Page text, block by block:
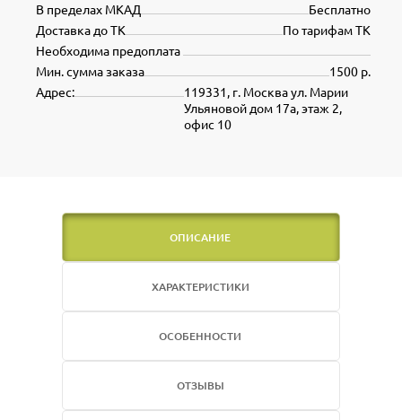
Бесплатно
В пределах МКАД
По тарифам ТК
Доставка до ТК
Необходима предоплата
1500 р.
Мин. сумма заказа
119331, г. Москва ул. Марии
Ульяновой дом 17а, этаж 2,
офис 10
Адрес:
ОПИСАНИЕ
ХАРАКТЕРИСТИКИ
ОСОБЕННОСТИ
ОТЗЫВЫ